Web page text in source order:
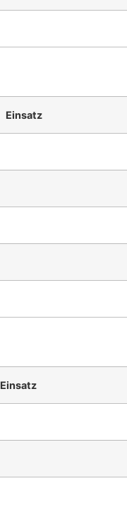
Einsatz
Einsatz